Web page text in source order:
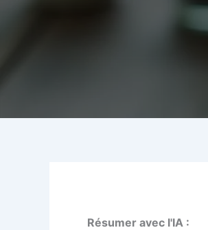
Résumer avec l'IA :